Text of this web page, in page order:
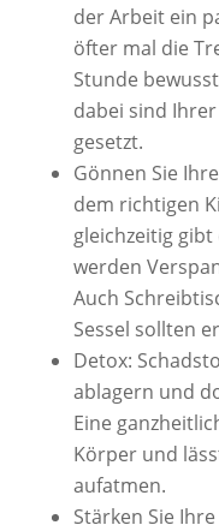
der Arbeit ein
öfter mal die
Stunde
dabei sind
gesetzt.
Gönnen Sie
dem richtigen
gleichzeitig
werden
Auch
Sessel sollten
Detox:
ablagern und
Eine
Körper und
aufatmen.
Stärken Sie